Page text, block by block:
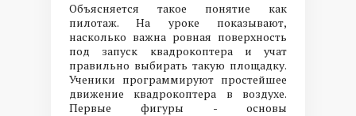
Объясняется такое понятие как
пилотаж. На уроке показывают,
насколько важна ровная поверхность
под запуск квадрокоптера и учат
правильно выбирать такую площадку.
Ученики программируют простейшее
движение квадрокоптера в воздухе.
Первые фигуры - основы